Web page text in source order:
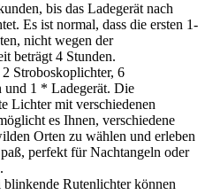
bis das Ladegerät nach
Es ist normal, dass die ersten 1-
nicht wegen der
beträgt 4 Stunden.
Stroboskoplichter, 6
und 1 * Ladegerät. Die
Lichter mit verschiedenen
es Ihnen, verschiedene
Orten zu wählen und erleben
perfekt für Nachtangeln oder
Rutenlichter können